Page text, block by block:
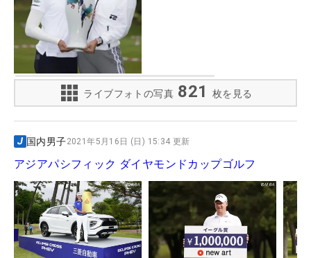
ライブフォトの写真 821 枚を見る
国内男子2021年5月16日 (日) 15:34 更新
アジアパシフィック ダイヤモンドカップゴルフ